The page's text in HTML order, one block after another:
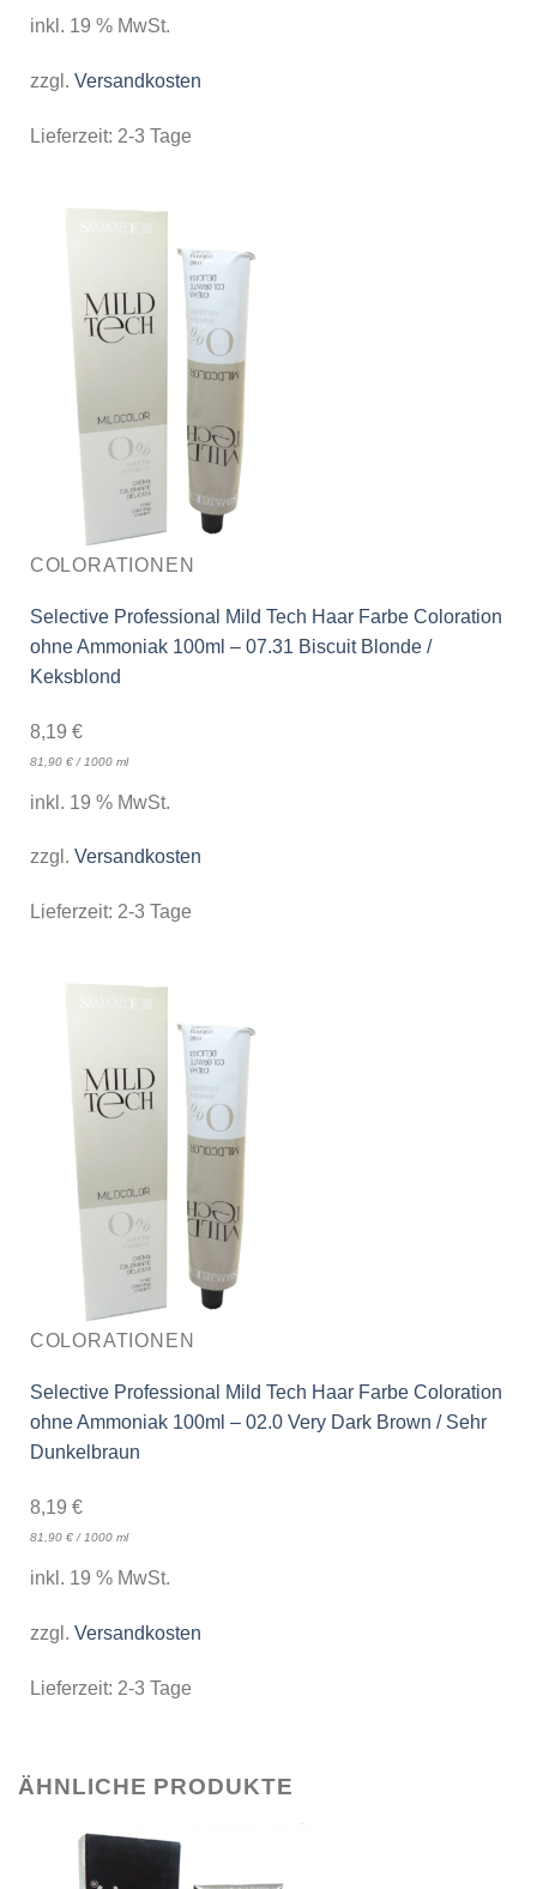
inkl. 19 % MwSt.
zzgl. Versandkosten
Lieferzeit: 2-3 Tage
COLORATIONEN
Selective Professional Mild Tech Haar Farbe Coloration
ohne Ammoniak 100ml – 07.31 Biscuit Blonde /
Keksblond
8,19 €
81,90 €/ 1000 ml
inkl. 19 % MwSt.
zzgl. Versandkosten
Lieferzeit: 2-3 Tage
COLORATIONEN
Selective Professional Mild Tech Haar Farbe Coloration
ohne Ammoniak 100ml – 02.0 Very Dark Brown / Sehr
Dunkelbraun
8,19 €
81,90 €/ 1000 ml
inkl. 19 % MwSt.
zzgl. Versandkosten
Lieferzeit: 2-3 Tage
ÄHNLICHE PRODUKTE